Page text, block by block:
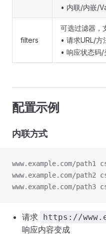
• 内联/内嵌/
filters
可选过滤器，
• 请求URL/
• 响应状态码/
配置示例
内联方式
www.example.com/
www.example.com/
www.example.com/
请求 https://
响应内容变成